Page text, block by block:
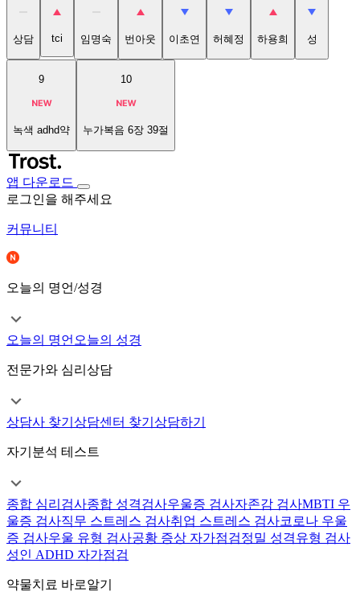
상담 tci 임명숙 번아웃 이초연 허혜정 하용희 성
9
녹색 adhd약
10
누가복음 6장 39절
앱 다운로드
로그인을 해주세요
커뮤니티
오늘의 명언/성경
오늘의 명언 오늘의 성경
전문가와 심리상담
상담사 찾기 상담센터 찾기 상담하기
자기분석 테스트
종합 심리검사종합 성격검사우울증 검사자존감 검사MBTI 우
울증 검사직무 스트레스 검사취업 스트레스 검사코로나 우울
증 검사우울 유형 검사공황 증상 자가점검정밀 성격유형 검사
성인 ADHD 자가점검
약물치료 바로알기